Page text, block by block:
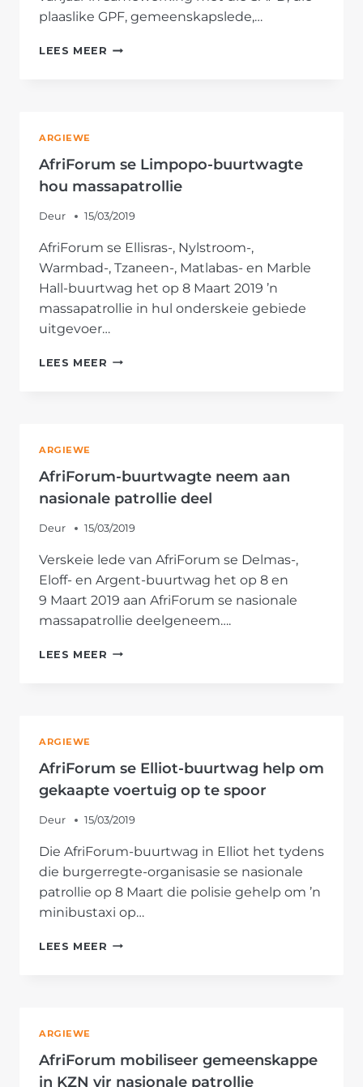
plaaslike GPF, gemeenskapslede,…
LEES MEER AFRIFORUM
NASIONALE
PATROLLIE
DEEL
ARGIEWE
AfriForum se Limpopo-buurtwagte
hou massapatrollie
Deur 15/03/2019
AfriForum se Ellisras-, Nylstroom-,
Warmbad-, Tzaneen-, Matlabas- en Marble
Hall-buurtwag het op 8 Maart 2019 ’n
massapatrollie in hul onderskeie gebiede
uitgevoer…
LEES MEER AFRIFORUM
ARGIEWE
AfriForum-buurtwagte neem aan
nasionale patrollie deel
Deur 15/03/2019
Verskeie lede van AfriForum se Delmas-,
Eloff- en Argent-buurtwag het op 8 en
9 Maart 2019 aan AfriForum se nasionale
massapatrollie deelgeneem….
LEES MEER AFRIFORUM-
ARGIEWE
AfriForum se Elliot-buurtwag help om
gekaapte voertuig op te spoor
Deur 15/03/2019
Die AfriForum-buurtwag in Elliot het tydens
die burgerregte-organisasie se nasionale
patrollie op 8 Maart die polisie gehelp om ’n
minibustaxi op…
LEES MEER AFRIFORUM
VOERTUIG
ARGIEWE
AfriForum mobiliseer gemeenskappe
in KZN vir nasionale patrollie